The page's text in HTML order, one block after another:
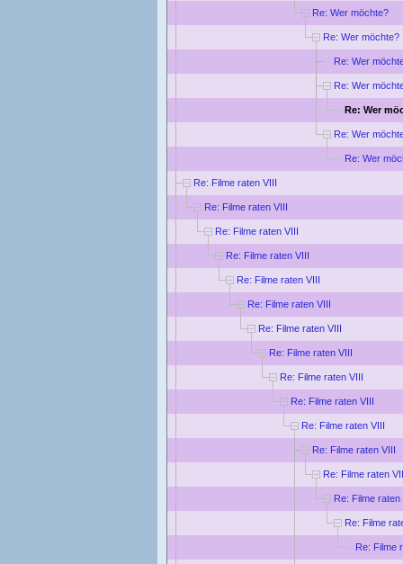
Re: Wer möchte?
Re: Wer möchte?
Re: Wer
Re: Wer
Re: Wer
Re: Wer
Re: Wer
Re: Filme raten VIII
Re: Filme raten VIII
Re: Filme raten VIII
Re: Filme raten VIII
Re: Filme raten VIII
Re: Filme raten VIII
Re: Filme raten VIII
Re: Filme raten VIII
Re: Filme raten VIII
Re: Filme raten VIII
Re: Filme raten VIII
Re: Filme raten VIII
Re: Filme raten
Re: Filme raten
Re: Filme
Re: Filme